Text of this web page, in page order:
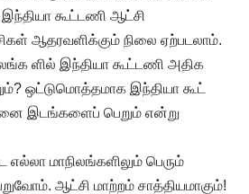
கூட்டணி ஆட்சி
ஆதரவளிக்கும் நிலை ஏற்படலாம்.
ளில் இந்தியா கூட்டணி அதிக
ஒட்டுமொத்தமாக இந்தியா கூட்
இடங்களைப் பெறும் என்று
எல்லா மாநிலங்களிலும் பெரும்
ஆட்சி மாற்றம் சாத்தியமாகும்!